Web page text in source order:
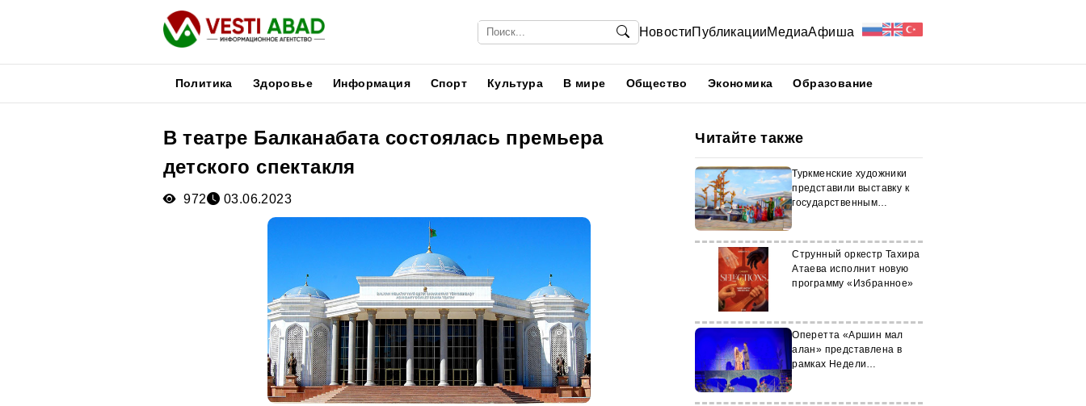
НовостиПубликацииМедиаАфиша
Политика Здоровье Информация Спорт Культура В мире Общество Экономика Образование
В театре Балканабата состоялась премьера
детского спектакля
972 03.06.2023
Читайте также
Туркменские художники
представили выставку к
государственным
Струнный оркестр Тахира
Атаева исполнит новую
программу «Избранное»
Оперетта «Аршин мал
алан» представлена в
рамках Недели